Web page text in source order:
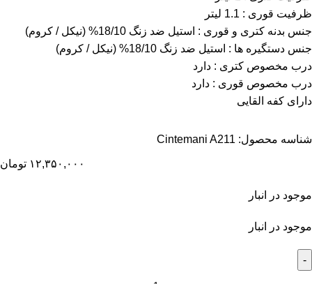
ظرفیت قوری : 1.1 لیتر
جنس بدنه کتری و قوری : استیل ضد زنگ 18/10% (نیکل / کروم)
جنس دستگیره ها : استیل ضد زنگ 18/10% (نیکل / کروم)
درب مخصوص کتری : دارد
درب مخصوص قوری : دارد
دارای کفه القایی
شناسه محصول: Cintemani A211
۱۲,۳۵۰,۰۰۰ تومان
موجود در انبار
موجود در انبار